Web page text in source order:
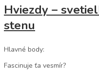
Hviezdy –
stenu
Hlavné body:
Fascinuje ťa vesmír?